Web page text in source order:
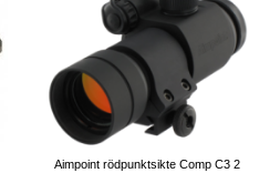
Aimpoint rödpunktsikte Comp C3 2